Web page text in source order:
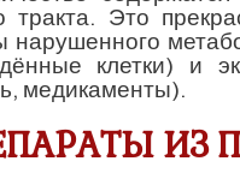
тракта. Это
нарушенного
клетки) и
медикаменты).
ИЗ